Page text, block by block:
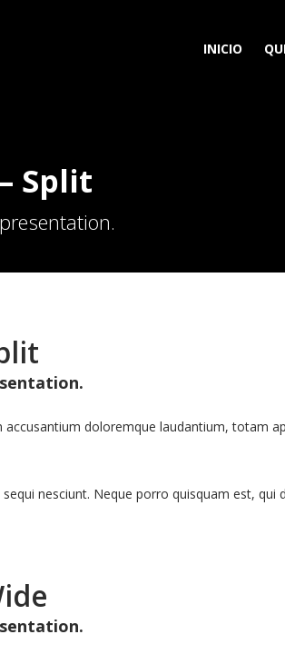
INICIO
Split
doloremque laudantium, totam
nesciunt. Neque porro quisquam est,